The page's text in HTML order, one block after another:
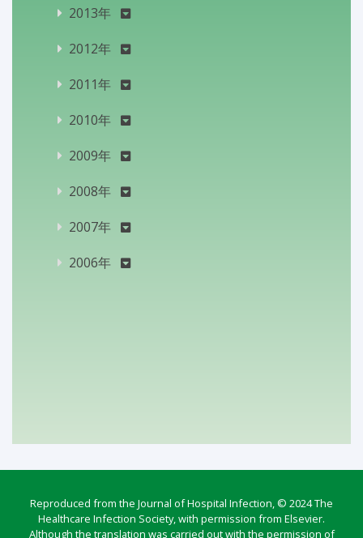
2013年
2012年
2011年
2010年
2009年
2008年
2007年
2006年
Reproduced from the Journal of Hospital Infection, © 2024 The
Healthcare Infection Society, with permission from Elsevier.
Although the translation was carried out with the permission of